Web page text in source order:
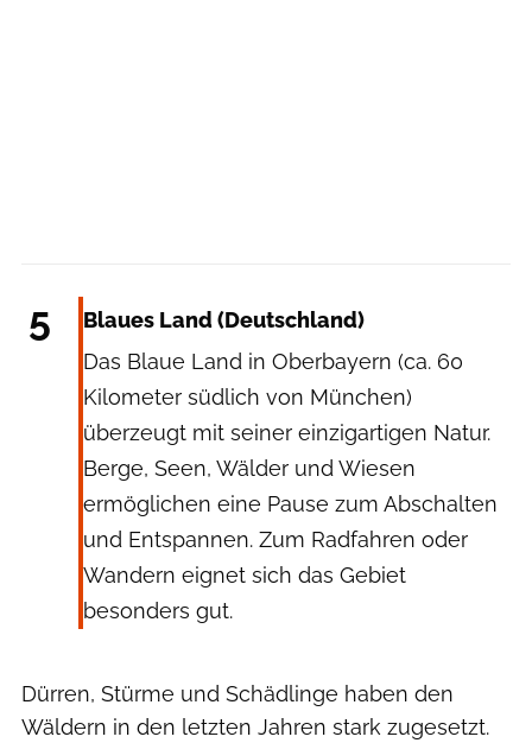
5
Blaues Land (Deutschland)
Das Blaue Land in Oberbayern (ca. 60
Kilometer südlich von München)
überzeugt mit seiner einzigartigen Natur.
Berge, Seen, Wälder und Wiesen
ermöglichen eine Pause zum Abschalten
und Entspannen. Zum Radfahren oder
Wandern eignet sich das Gebiet
besonders gut.
Dürren, Stürme und Schädlinge haben den
Wäldern in den letzten Jahren stark zugesetzt.